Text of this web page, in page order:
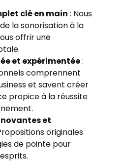
clé en main : Nous
la sonorisation à la
offrir une
et expérimentée :
comprennent
et savent créer
propice à la réussite
et
originales
de pointe pour